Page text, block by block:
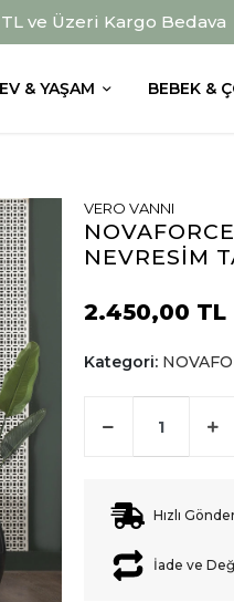
ve Üzeri Kargo Bedava
EV & YAŞAM BEBEK &
VERO VANNI
NEVRESİM
2.450,00 TL
Kategori:
Hızlı
İade ve